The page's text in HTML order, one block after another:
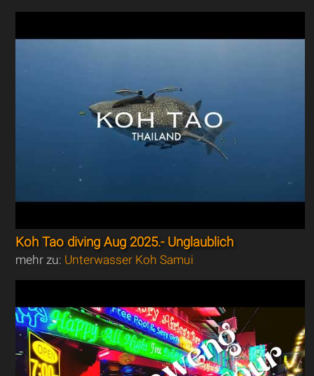
Koh Tao diving Aug 2025.- Unglaublich
mehr zu: Unterwasser Koh Samui